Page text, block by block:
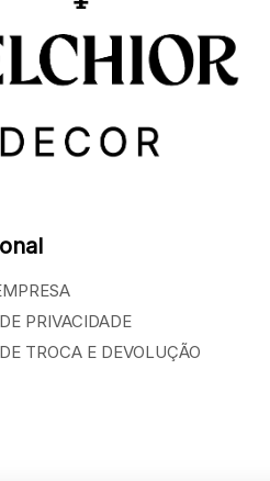
PRIVACIDADE
TROCA E DEVOLUÇÃO